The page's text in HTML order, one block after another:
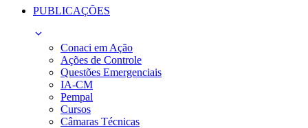
PUBLICAÇÕES
Conaci em Ação
Ações de Controle
Questões Emergenciais
IA-CM
Pempal
Cursos
Câmaras Técnicas